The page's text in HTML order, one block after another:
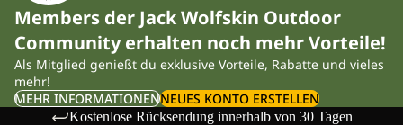
Members der Jack Wolfskin Outdoor
Community erhalten noch mehr Vorteile!
Als Mitglied genießt du exklusive Vorteile, Rabatte und vieles
mehr!
MEHR INFORMATIONENNEUES KONTO ERSTELLEN
Kostenlose Rücksendung innerhalb von 30 Tagen